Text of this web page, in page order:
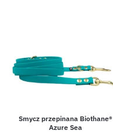
Smycz przepinana Biothane®
Azure Sea